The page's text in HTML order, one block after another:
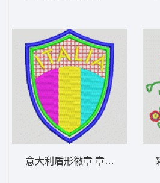
意大利盾形徽章 章仔italia